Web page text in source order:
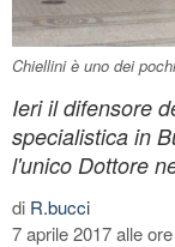
Chiellini è uno dei
Ieri il difensore
specialistica in
l'unico Dottore
di R.bucci
7 aprile 2017 alle